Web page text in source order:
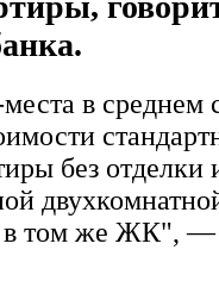
в среднем
без отделки
в том же ЖК", —